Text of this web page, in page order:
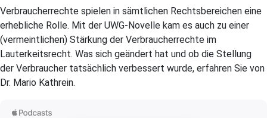
Verbraucherrechte spielen in sämtlichen Rechtsbereichen eine
erhebliche Rolle. Mit der UWG-Novelle kam es auch zu einer
(vermeintlichen) Stärkung der Verbraucherrechte im
Lauterkeitsrecht. Was sich geändert hat und ob die Stellung
der Verbraucher tatsächlich verbessert wurde, erfahren Sie von
Dr. Mario Kathrein.